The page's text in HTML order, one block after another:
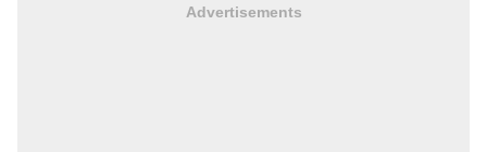
Advertisements